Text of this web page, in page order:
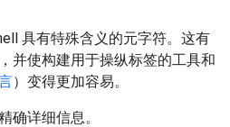
具有特殊含义的元字符。这有
并使构建用于操纵标签的工具和
）变得更加容易。
确详细信息。